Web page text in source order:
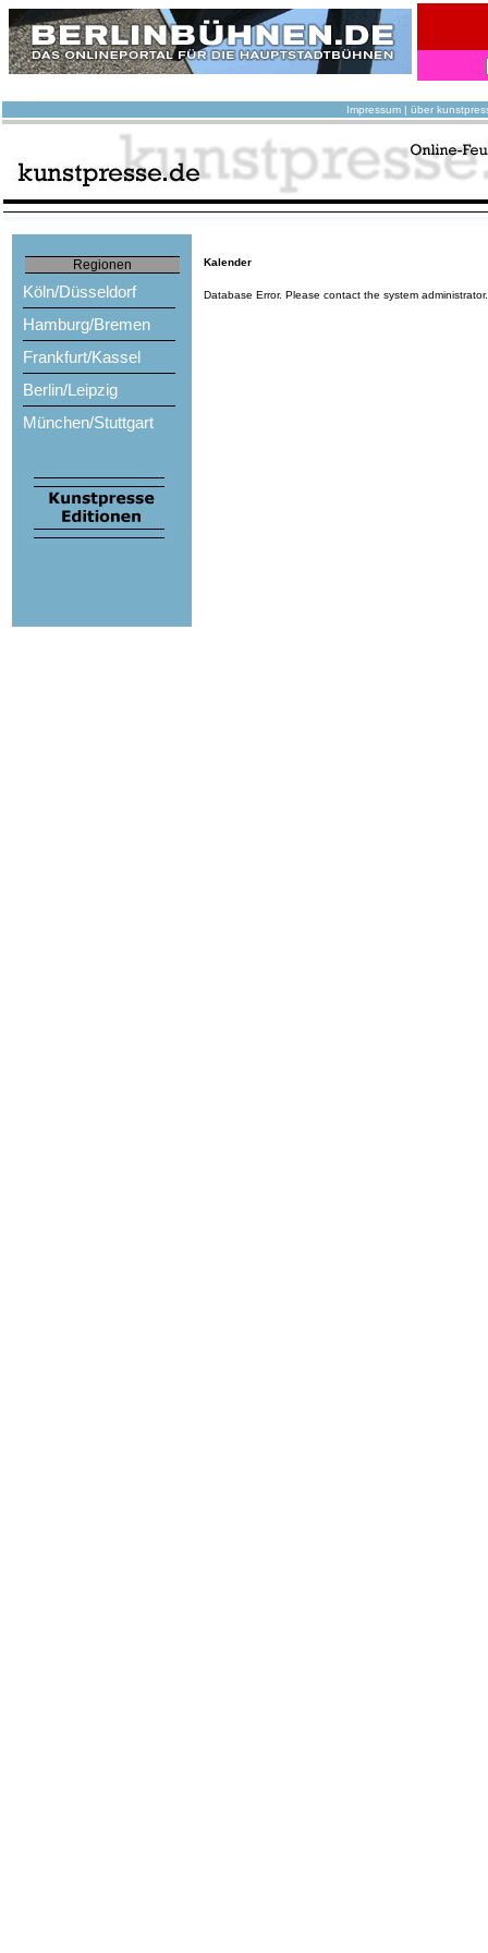
Impressum | über
Regionen
Köln/Düsseldorf
Hamburg/Bremen
Frankfurt/Kassel
Berlin/Leipzig
München/Stuttgart
Kalender
Database Error. Please contact the system